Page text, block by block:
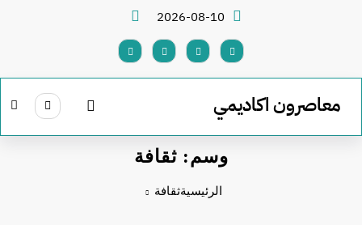
2026-08-10
معاصرون اكاديمي
وسم: ثقافة
الرئيسيةثقافة